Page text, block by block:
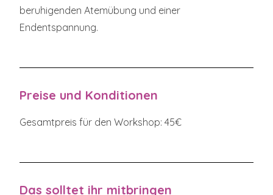
beruhigenden Atemübung und einer
Endentspannung.
Preise und Konditionen
Gesamtpreis für den Workshop: 45€
Das solltet ihr mitbringen